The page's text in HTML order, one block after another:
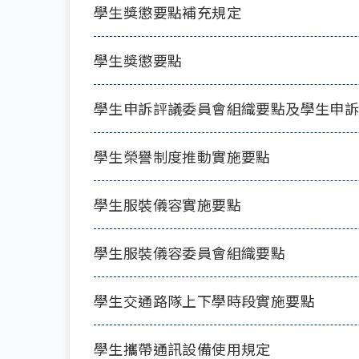
學生獎懲要點補充規定
學生獎懲要點
學生申訴評議委員會組織要點及學生申
學生榮譽制度推動實施要點
學生服裝儀容實施要點
學生服裝儀容委員會組織要點
學生交通路隊上下學時段實施要點
學生攜帶通訊設備使用規定